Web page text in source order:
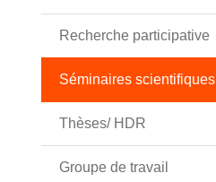
Recherche participative
Séminaires scientifiques
Thèses/ HDR
Groupe de travail